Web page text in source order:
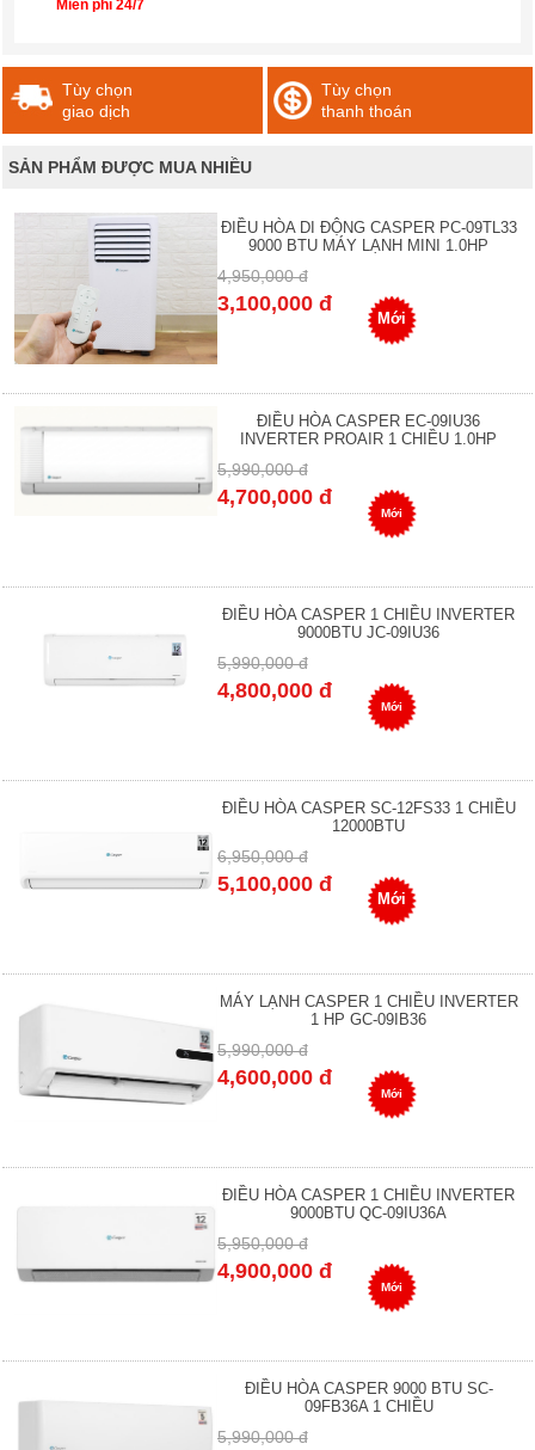
Miễn phí 24/7
Tùy chọn
giao dịch
Tùy chọn
thanh thoán
SẢN PHẨM ĐƯỢC MUA NHIỀU
ĐIỀU HÒA DI ĐỘNG CASPER PC-09TL33
9000 BTU MÁY LẠNH MINI 1.0HP
4,950,000 đ
3,100,000 đ
Mới
ĐIỀU HÒA CASPER EC-09IU36
INVERTER PROAIR 1 CHIỀU 1.0HP
5,990,000 đ
4,700,000 đ
Mới
ĐIỀU HÒA CASPER 1 CHIỀU INVERTER
9000BTU JC-09IU36
5,990,000 đ
4,800,000 đ
Mới
ĐIỀU HÒA CASPER SC-12FS33 1 CHIỀU
12000BTU
6,950,000 đ
5,100,000 đ
Mới
MÁY LẠNH CASPER 1 CHIỀU INVERTER
1 HP GC-09IB36
5,990,000 đ
4,600,000 đ
Mới
ĐIỀU HÒA CASPER 1 CHIỀU INVERTER
9000BTU QC-09IU36A
5,950,000 đ
4,900,000 đ
Mới
ĐIỀU HÒA CASPER 9000 BTU SC-
09FB36A 1 CHIỀU
5,990,000 đ